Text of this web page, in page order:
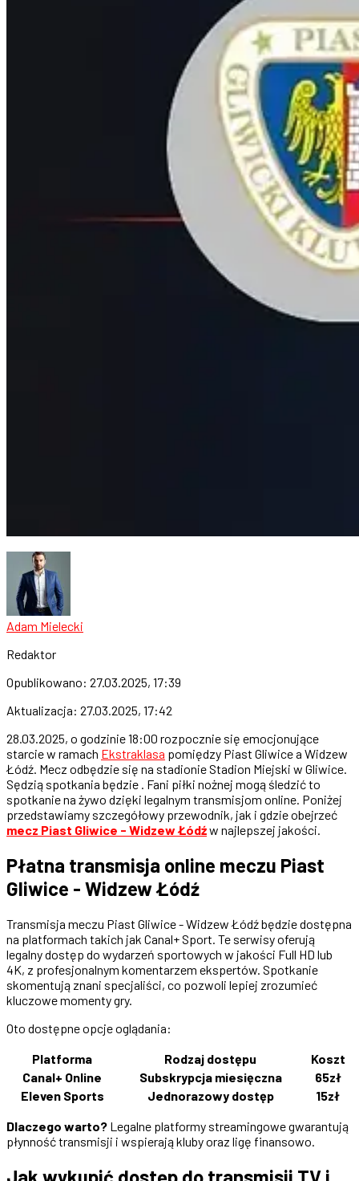
Adam Mielecki
Redaktor
Opublikowano: 27.03.2025, 17:39
Aktualizacja: 27.03.2025, 17:42
28.03.2025, o godzinie 18:00 rozpocznie się emocjonujące
starcie w ramach Ekstraklasa pomiędzy Piast Gliwice a Widzew
Łódź. Mecz odbędzie się na stadionie Stadion Miejski w Gliwice.
Sędzią spotkania będzie . Fani piłki nożnej mogą śledzić to
spotkanie na żywo dzięki legalnym transmisjom online. Poniżej
przedstawiamy szczegółowy przewodnik, jak i gdzie obejrzeć
mecz Piast Gliwice - Widzew Łódźw najlepszej jakości.
Płatna transmisja online meczu Piast
Gliwice - Widzew Łódź
Transmisja meczu Piast Gliwice - Widzew Łódź będzie dostępna
na platformach takich jak Canal+ Sport. Te serwisy oferują
legalny dostęp do wydarzeń sportowych w jakości Full HD lub
4K, z profesjonalnym komentarzem ekspertów. Spotkanie
skomentują znani specjaliści, co pozwoli lepiej zrozumieć
kluczowe momenty gry.
Oto dostępne opcje oglądania:
Platforma
Rodzaj dostępu
Koszt
Canal+ Online
Subskrypcja miesięczna
65zł
Eleven Sports
Jednorazowy dostęp
15zł
Dlaczego warto? Legalne platformy streamingowe gwarantują
płynność transmisji i wspierają kluby oraz ligę finansowo.
Jak wykupić dostęp do transmisji TV i